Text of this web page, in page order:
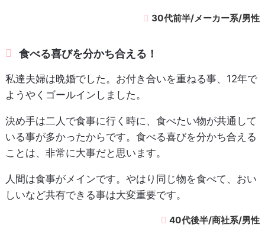
30代前半/メーカー系/男性
食べる喜びを分かち合える！
私達夫婦は晩婚でした。お付き合いを重ねる事、12年で
ようやくゴールインしました。
決め手は二人で食事に行く時に、食べたい物が共通して
いる事が多かったからです。食べる喜びを分かち合える
ことは、非常に大事だと思います。
人間は食事がメインです。やはり同じ物を食べて、おい
しいなど共有できる事は大変重要です。
40代後半/商社系/男性